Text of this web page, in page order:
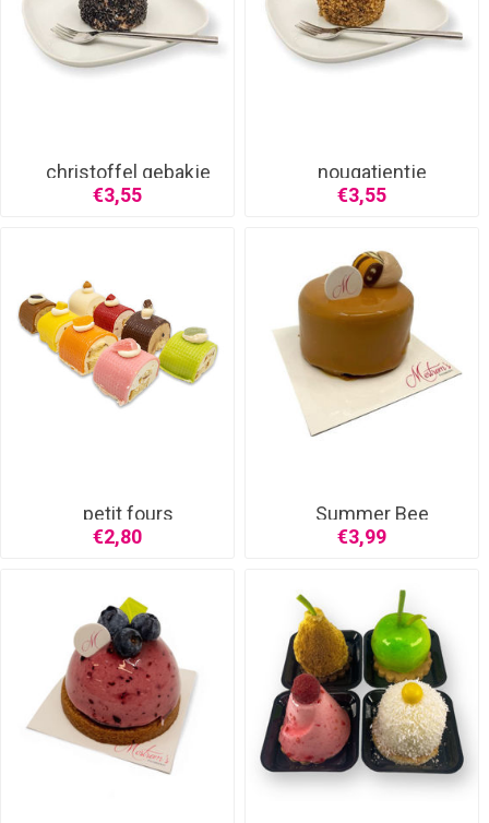
christoffel gebakje
€3,55
nougatientje
€3,55
petit fours
€2,80
Summer Bee
€3,99